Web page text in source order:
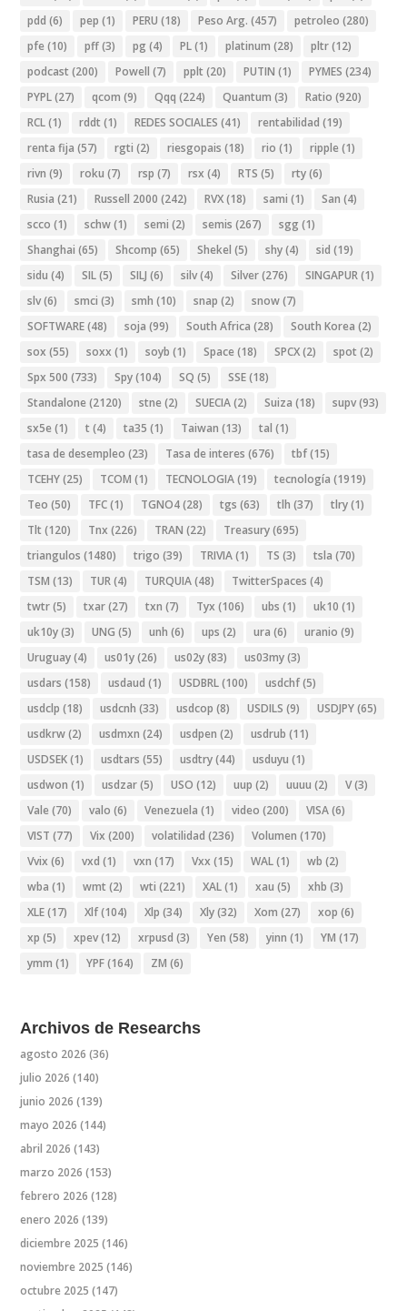
pdd (6) pep (1) PERU (18) Peso Arg. (457) petroleo (280)
pfe (10) pff(3) pg (4) PL(1) platinum (28) pltr(12)
podcast (200) Powell (7) pplt (20) PUTIN (1) PYMES (234)
PYPL(27) qcom (9) Qqq (224) Quantum (3) Ratio (920)
RCL(1) rddt (1) REDES SOCIALES (41) rentabilidad (19)
renta fija (57) rgti (2) riesgopais (18) rio (1) ripple (1)
rivn (9) roku (7) rsp (7) rsx (4) RTS (5) rty(6)
Rusia (21) Russell 2000 (242) RVX(18) sami (1) San (4)
scco (1) schw(1) semi (2) semis (267) sgg (1)
Shanghai (65) Shcomp (65) Shekel (5) shy(4) sid (19)
sidu (4) SIL(5) SILJ (6) silv(4) Silver(276) SINGAPUR(1)
slv(6) smci (3) smh (10) snap (2) snow(7)
SOFTWARE(48) soja (99) South Africa (28) South Korea (2)
sox (55) soxx (1) soyb (1) Space (18) SPCX(2) spot (2)
Spx 500 (733) Spy(104) SQ (5) SSE(18)
Standalone (2120) stne (2) SUECIA(2) Suiza (18) supv(93)
sx5e (1) t (4) ta35 (1) Taiwan (13) tal (1)
tasa de desempleo (23) Tasa de interes (676) tbf(15)
TCEHY(25) TCOM (1) TECNOLOGIA(19) tecnología (1919)
Teo (50) TFC(1) TGNO4(28) tgs (63) tlh (37) tlry(1)
Tlt (120) Tnx (226) TRAN (22) Treasury(695)
triangulos (1480) trigo (39) TRIVIA(1) TS (3) tsla (70)
TSM (13) TUR(4) TURQUIA(48) TwitterSpaces (4)
twtr(5) txar(27) txn (7) Tyx (106) ubs (1) uk10 (1)
uk10y(3) UNG (5) unh (6) ups (2) ura (6) uranio (9)
Uruguay(4) us01y(26) us02y(83) us03my(3)
usdars (158) usdaud (1) USDBRL(100) usdchf(5)
usdclp (18) usdcnh (33) usdcop (8) USDILS (9) USDJPY(65)
usdkrw(2) usdmxn (24) usdpen (2) usdrub (11)
USDSEK(1) usdtars (55) usdtry(44) usduyu (1)
usdwon (1) usdzar(5) USO (12) uup (2) uuuu (2) V(3)
Vale (70) valo (6) Venezuela (1) video (200) VISA(6)
VIST (77) Vix (200) volatilidad (236) Volumen (170)
Vvix (6) vxd (1) vxn (17) Vxx (15) WAL(1) wb (2)
wba (1) wmt (2) wti (221) XAL(1) xau (5) xhb (3)
XLE(17) Xlf(104) Xlp (34) Xly(32) Xom (27) xop (6)
xp (5) xpev(12) xrpusd (3) Yen (58) yinn (1) YM (17)
ymm (1) YPF(164) ZM (6)
Archivos de Researchs
agosto 2026 (36)
julio 2026 (140)
junio 2026 (139)
mayo 2026 (144)
abril 2026 (143)
marzo 2026 (153)
febrero 2026 (128)
enero 2026 (139)
diciembre 2025 (146)
noviembre 2025 (146)
octubre 2025 (147)